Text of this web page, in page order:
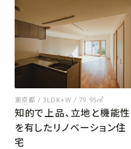
東京都 / 3LDK+W / 79.95㎡
知的で上品、立地と機能性
を有したリノベーション住
宅